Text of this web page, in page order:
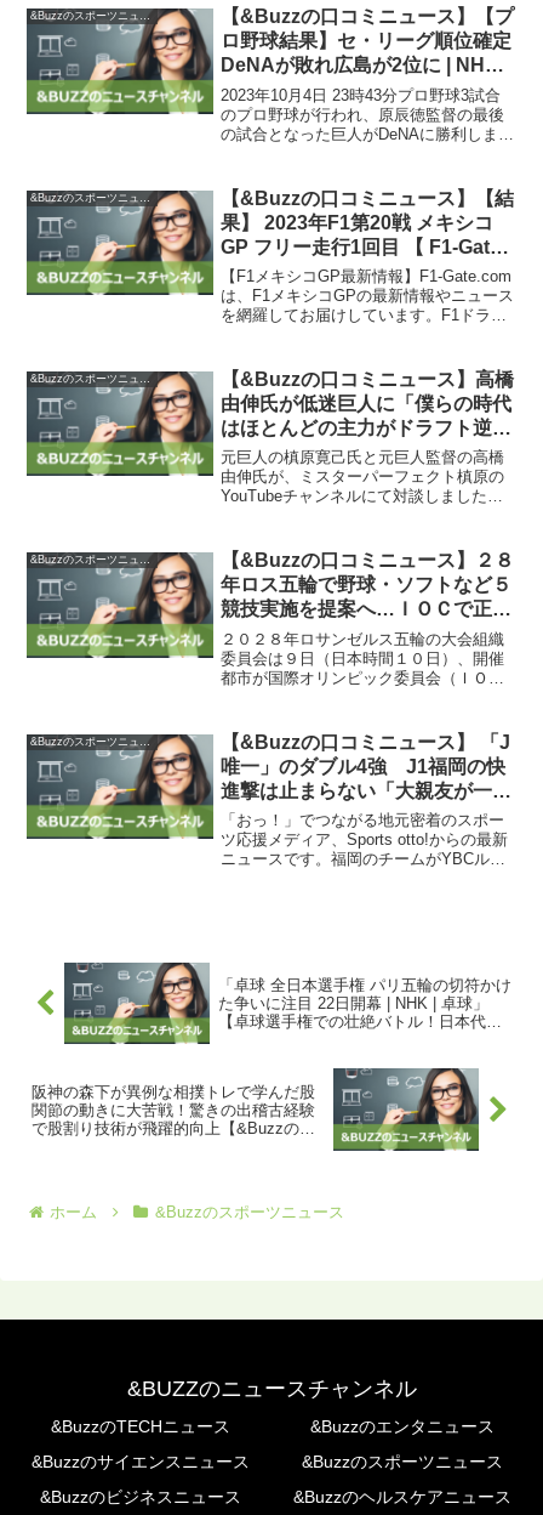
は今シーズン、前評判は高くありません
でしたが、交流戦を勝率...
&Buzzのスポーツニュース
【&Buzzの口コミニュース】【プ
ロ野球結果】セ・リーグ順位確定
DeNAが敗れ広島が2位に | NHK |
プロ野球
2023年10月4日 23時43分プロ野球3試合
のプロ野球が行われ、原辰徳監督の最後
の試合となった巨人がDeNAに勝利しまし
ライマックスシリーズファーストステー
ジの本...
&Buzzのスポーツニュース
【&Buzzの口コミニュース】【結
果】 2023年F1第20戦 メキシコ
GP フリー走行1回目 【 F1-Gate
.com 】
【F1メキシコGP最新情報】F1-Gate.com
は、F1メキシコGPの最新情報やニュース
を網羅してお届けしています。F1ドライ
す。今回は、2023年F1第20戦のメキ...
&Buzzのスポーツニュース
【&Buzzの口コミニュース】高橋
由伸氏が低迷巨人に「僕らの時代
はほとんどの主力がドラフト逆指
名」 長嶋氏命名『ウルフ』には
「何がなんだろう…」と苦笑い/
野球/デイリースポーツ online
元巨人の槙原寛己氏と元巨人監督の高橋
由伸氏が、ミスターパーフェクト槙原の
YouTubeチャンネルにて対談しました。
ることの難しさを述べました。彼は「僕
らの時代は主力が...
&Buzzのスポーツニュース
【&Buzzの口コミニュース】２８
年ロス五輪で野球・ソフトなど５
競技実施を提案へ…ＩＯＣで正式
決定されれば東京大会以来 : 読売
新聞
２０２８年ロサンゼルス五輪の大会組織
委員会は９日（日本時間１０日）、開催
都市が国際オリンピック委員会（ＩＯ
フラッグフットボール、クリケット、ラ
クロス、スカッシュが含まれ...
&Buzzのスポーツニュース
【&Buzzの口コミニュース】 「J
唯一」のダブル4強 J1福岡の快
進撃は止まらない「大親友が一番
いい仕事をする。これがスポーツ
の素晴らしいところ」：「お
っ！」でつながる地元密着のスポ
「おっ！」でつながる地元密着のスポー
ツ応援メディア、Sports otto!からの最新
ニュースです。福岡のチームがYBCルヴ
「卓球 全日本選手権 パリ五輪の切符かけ
た争いに注目 22日開幕 | NHK | 卓球」
【卓球選手権での壮絶バトル！日本代表
阪神の森下が異例な相撲トレで学んだ股
関節の動きに大苦戦！驚きの出稽古経験
で股割り技術が飛躍的向上【&Buzzの口
ホーム &Buzzのスポーツニュース
&BUZZのニュースチャンネル
&BuzzのTECHニュース
&Buzzのエンタニュース
&Buzzのサイエンスニュース
&Buzzのスポーツニュース
&Buzzのビジネスニュース
&Buzzのヘルスケアニュース